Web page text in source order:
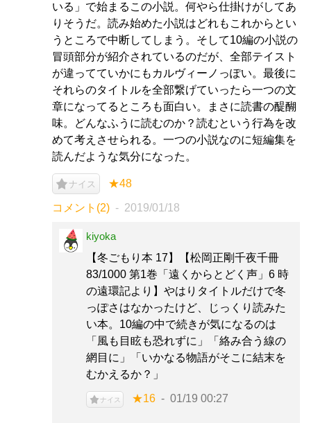
いる」で始まるこの小説。何やら仕掛けがしてあ
りそうだ。読み始めた小説はどれもこれからとい
うところで中断してしまう。そして10編の小説の
冒頭部分が紹介されているのだが、全部テイスト
が違ってていかにもカルヴィーノっぽい。最後に
それらのタイトルを全部繋げていったら一つの文
章になってるところも面白い。まさに読書の醍醐
味。どんなふうに読むのか？読むという行為を改
めて考えさせられる。一つの小説なのに短編集を
読んだような気分になった。
ナイス ★48
コメント(2) 2019/01/18
kiyoka
【冬ごもり本 17】【松岡正剛千夜千冊
83/1000 第1巻「遠くからとどく声」6 時
の遠環記より】やはりタイトルだけで冬
っぽさはなかったけど、じっくり読みた
い本。10編の中で続きが気になるのは
「風も目眩も恐れずに」「絡み合う線の
網目に」「いかなる物語がそこに結末を
むかえるか？」
ナイス ★16 01/19 00:27